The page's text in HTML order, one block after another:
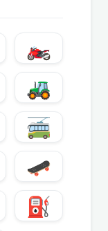
🏍️
🚜
🚎
🛹
⛽